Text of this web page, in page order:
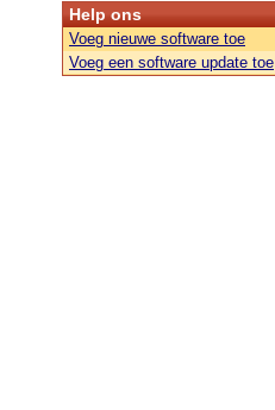
Help ons
Voeg nieuwe software toe
Voeg een software update toe